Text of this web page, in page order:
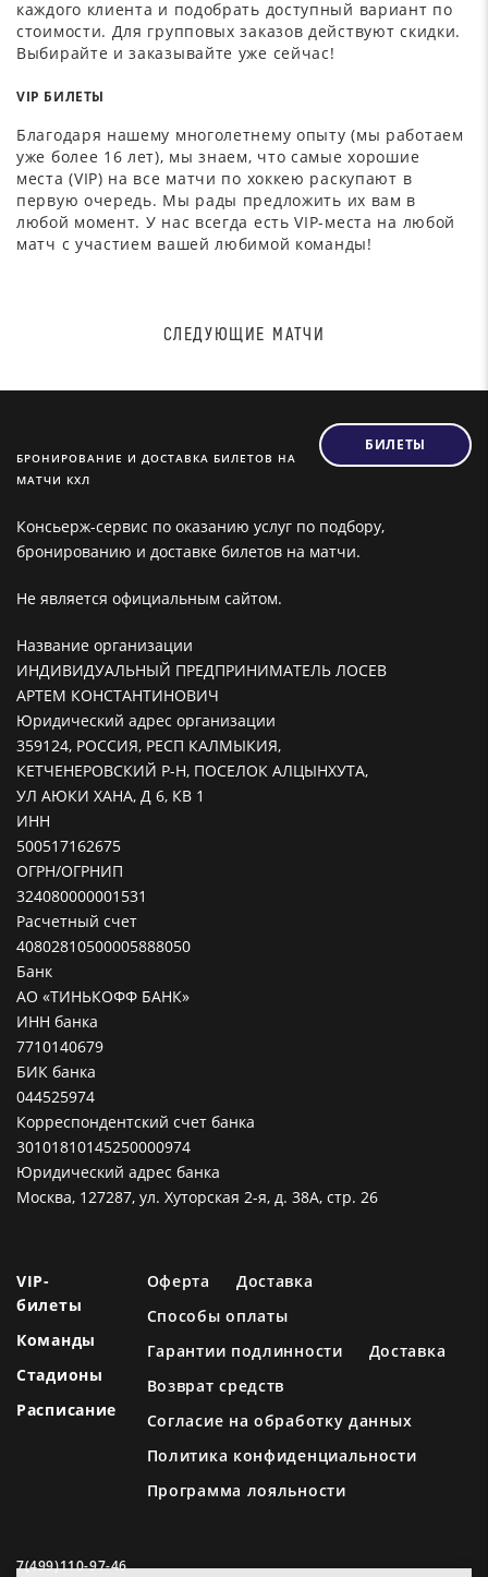
каждого клиента и подобрать доступный вариант по
стоимости. Для групповых заказов действуют скидки.
Выбирайте и заказывайте уже сейчас!
VIP БИЛЕТЫ
Благодаря нашему многолетнему опыту (мы работаем
уже более 16 лет), мы знаем, что самые хорошие
места (VIP) на все матчи по хоккею раскупают в
первую очередь. Мы рады предложить их вам в
любой момент. У нас всегда есть VIP-места на любой
матч с участием вашей любимой команды!
СЛЕДУЮЩИЕ МАТЧИ
БРОНИРОВАНИЕ И ДОСТАВКА БИЛЕТОВ НА
МАТЧИ КХЛ
БИЛЕТЫ
Консьерж-сервис по оказанию услуг по подбору,
бронированию и доставке билетов на матчи.
Не является официальным сайтом.
Название организации
ИНДИВИДУАЛЬНЫЙ ПРЕДПРИНИМАТЕЛЬ ЛОСЕВ
АРТЕМ КОНСТАНТИНОВИЧ
Юридический адрес организации
359124, РОССИЯ, РЕСП КАЛМЫКИЯ,
КЕТЧЕНЕРОВСКИЙ Р-Н, ПОСЕЛОК АЛЦЫНХУТА,
УЛ АЮКИ ХАНА, Д 6, КВ 1
ИНН
500517162675
ОГРН/ОГРНИП
324080000001531
Расчетный счет
40802810500005888050
Банк
АО «ТИНЬКОФФ БАНК»
ИНН банка
7710140679
БИК банка
044525974
Корреспондентский счет банка
30101810145250000974
Юридический адрес банка
Москва, 127287, ул. Хуторская 2-я, д. 38А, стр. 26
VIP-
билеты
Команды
Стадионы
Расписание
Оферта
Доставка
Способы оплаты
Гарантии подлинности
Доставка
Возврат средств
Согласие на обработку данных
Политика конфиденциальности
Программа лояльности
7(499)110-97-46